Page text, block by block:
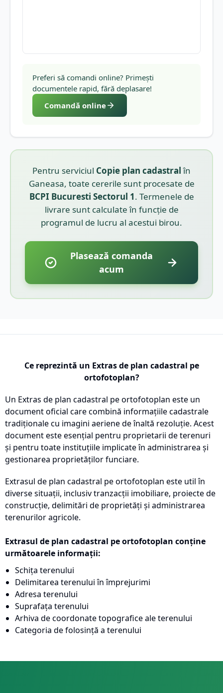
Preferi să comandi online? Primești
documentele rapid, fără deplasare!
Comandă online
Pentru serviciul Copie plan cadastralîn
Ganeasa, toate cererile sunt procesate de
BCPI Bucuresti Sectorul 1. Termenele de
livrare sunt calculate în funcție de
programul de lucru al acestui birou.
Plasează comanda
acum
Ce reprezintă un Extras de plan cadastral pe
ortofotoplan?
Un Extras de plan cadastral pe ortofotoplan este un
document oficial care combină informațiile cadastrale
tradiționale cu imagini aeriene de înaltă rezoluție. Acest
document este esențial pentru proprietarii de terenuri
și pentru toate instituțiile implicate în administrarea și
gestionarea proprietăților funciare.
Extrasul de plan cadastral pe ortofotoplan este util în
diverse situații, inclusiv tranzacții imobiliare, proiecte de
construcție, delimitări de proprietăți și administrarea
terenurilor agricole.
Extrasul de plan cadastral pe ortofotoplan conține
următoarele informații:
Schița terenului
Delimitarea terenului în împrejurimi
Adresa terenului
Suprafața terenului
Arhiva de coordonate topografice ale terenului
Categoria de folosință a terenului